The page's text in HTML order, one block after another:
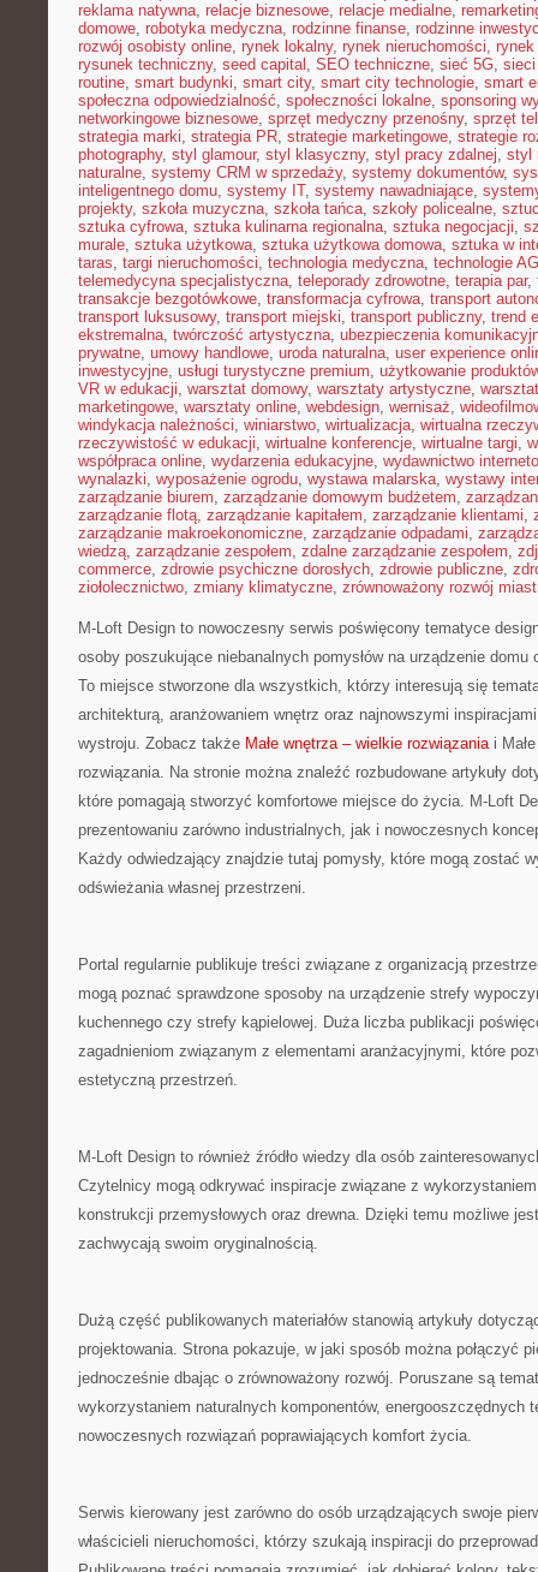
reklama natywna, relacje biznesowe, relacje medialne,
domowe, robotyka medyczna, rodzinne finanse, rodzinne
rozwój osobisty online, rynek lokalny, rynek nieruchomości,
rysunek techniczny, seed capital , SEO techniczne, sieć 5G, sieci
routine, smart budynki, smart city, smart city technologie, smart
społeczna odpowiedzialność, społeczności lokalne, sponsoring
networkingowe biznesowe, sprzęt medyczny przenośny, sprzęt
strategia marki, strategia PR, strategie marketingowe, strategie
photography, styl glamour, styl klasyczny, styl pracy zdalnej, styl
naturalne, systemy CRM w sprzedaży, systemy dokumentów,
inteligentnego domu, systemy IT, systemy nawadniające,
projekty, szkoła muzyczna, szkoła tańca, szkoły policealne,
sztuka cyfrowa, sztuka kulinarna regionalna, sztuka negocjacji,
murale, sztuka użytkowa, sztuka użytkowa domowa, sztuka w
taras, targi nieruchomości, technologia medyczna, technologie
telemedycyna specjalistyczna, teleporady zdrowotne, terapia par,
transakcje bezgotówkowe, transformacja cyfrowa, transport
transport luksusowy, transport miejski, transport publiczny, trend
ekstremalna, twórczość artystyczna, ubezpieczenia
prywatne, umowy handlowe, uroda naturalna, user experience
inwestycyjne, usługi turystyczne premium, użytkowanie
VR w edukacji, warsztat domowy, warsztaty artystyczne,
marketingowe, warsztaty online, webdesign, wernisaż,
windykacja należności, winiarstwo, wirtualizacja, wirtualna
rzeczywistość w edukacji, wirtualne konferencje, wirtualne targi,
współpraca online, wydarzenia edukacyjne, wydawnictwo
wynalazki, wyposażenie ogrodu, wystawa malarska, wystawy
zarządzanie biurem, zarządzanie domowym budżetem,
zarządzanie flotą, zarządzanie kapitałem, zarządzanie klientami,
zarządzanie makroekonomiczne, zarządzanie odpadami,
wiedzą, zarządzanie zespołem, zdalne zarządzanie zespołem,
commerce, zdrowie psychiczne dorosłych, zdrowie publiczne,
ziołolecznictwo, zmiany klimatyczne, zrównoważony rozwój miast
M-Loft Design to nowoczesny serwis poświęcony tematyce
osoby poszukujące niebanalnych pomysłów na urządzenie domu
To miejsce stworzone dla wszystkich, którzy interesują się
architekturą, aranżowaniem wnętrz oraz najnowszymi
wystroju. Zobacz także Małe wnętrza – wielkie rozwiązaniai
rozwiązania. Na stronie można znaleźć rozbudowane artykuły
które pomagają stworzyć komfortowe miejsce do życia. M-Loft
prezentowaniu zarówno industrialnych, jak i nowoczesnych
Każdy odwiedzający znajdzie tutaj pomysły, które mogą zostać
odświeżania własnej przestrzeni.
Portal regularnie publikuje treści związane z organizacją
mogą poznać sprawdzone sposoby na urządzenie strefy
kuchennego czy strefy kąpielowej. Duża liczba publikacji
zagadnieniom związanym z elementami aranżacyjnymi, które
estetyczną przestrzeń.
M-Loft Design to również źródło wiedzy dla osób
Czytelnicy mogą odkrywać inspiracje związane z
konstrukcji przemysłowych oraz drewna. Dzięki temu możliwe
zachwycają swoim oryginalnością.
Dużą część publikowanych materiałów stanowią artykuły
projektowania. Strona pokazuje, w jaki sposób można połączyć
jednocześnie dbając o zrównoważony rozwój. Poruszane są
wykorzystaniem naturalnych komponentów, energooszczędnych
nowoczesnych rozwiązań poprawiających komfort życia.
Serwis kierowany jest zarówno do osób urządzających swoje
właścicieli nieruchomości, którzy szukają inspiracji do